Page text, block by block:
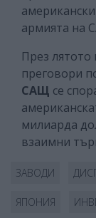
армията на
През лятото
преговори
САЩ се
милиарда
взаимни
ЗАВОДИ
ЯПОНИЯ